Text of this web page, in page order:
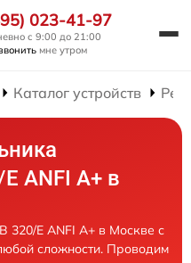
023-41-97
с 9:00 до 21:00
мне утром
Каталог устройств
ANFI A+ в
320/E ANFI A+ в Москве с
сложности. Проводим